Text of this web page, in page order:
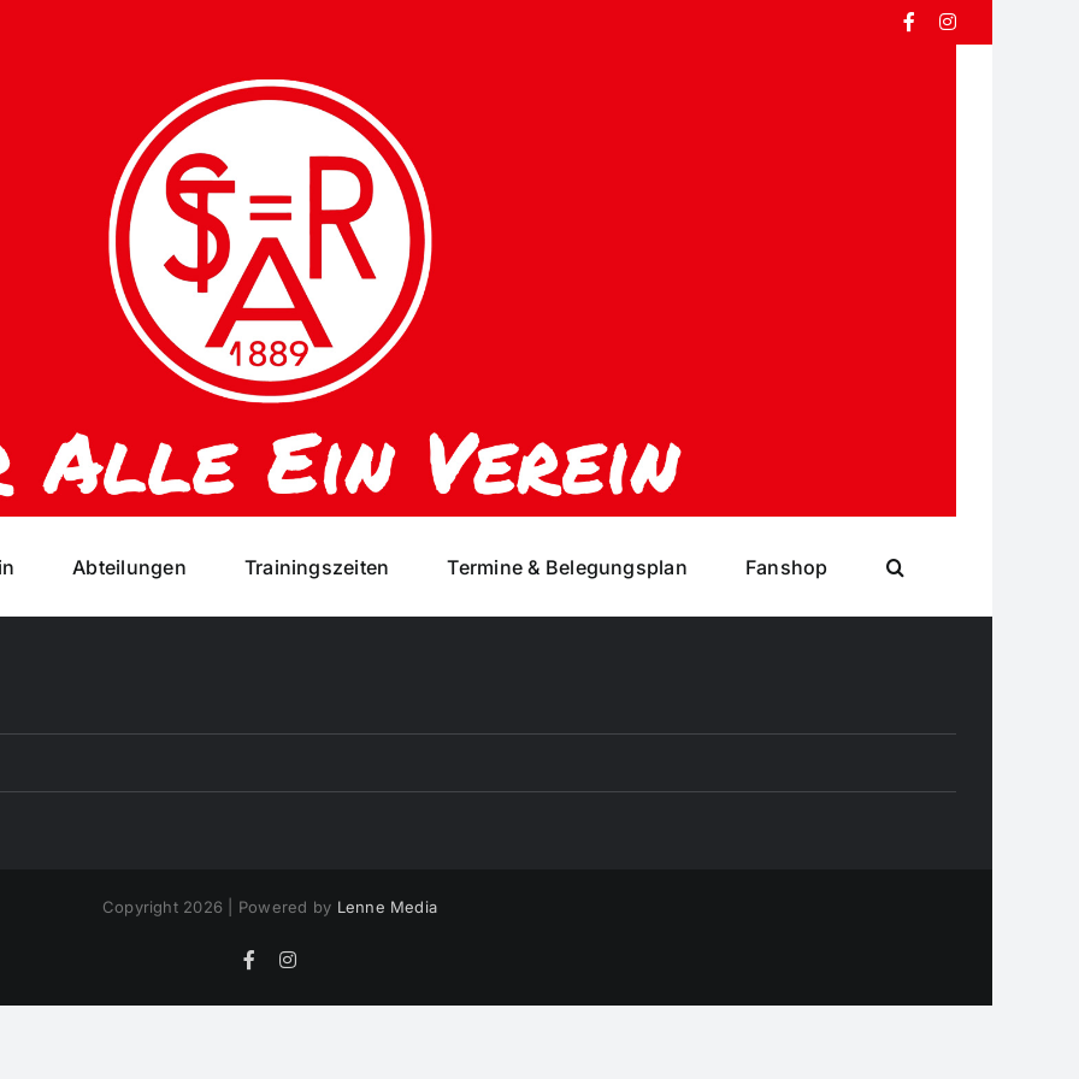
FacebookInstagram
Abteilungen Trainingszeiten Termine & Belegungsplan Fanshop
Copyright 2026 | Powered by Lenne Media
FacebookInstagram